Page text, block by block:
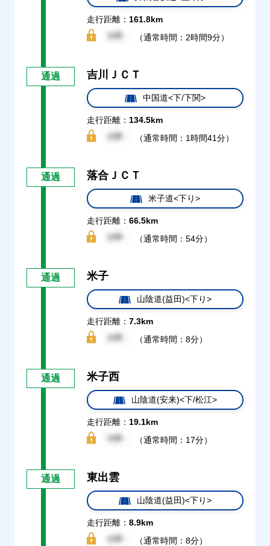
走行距離： 161.8km
（通常時間：2時間9分）
通過 吉川ＪＣＴ
中国道<下/下関>
走行距離： 134.5km
（通常時間：1時間41分）
通過 落合ＪＣＴ
米子道<下り>
走行距離： 66.5km
（通常時間：54分）
通過 米子
山陰道(益田)<下り>
走行距離： 7.3km
（通常時間：8分）
通過 米子西
山陰道(安来)<下/松江>
走行距離： 19.1km
（通常時間：17分）
通過 東出雲
山陰道(益田)<下り>
走行距離： 8.9km
（通常時間：8分）